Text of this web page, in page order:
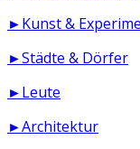
►Kunst &
►Städte & Dörfer
►Leute
►Architektur